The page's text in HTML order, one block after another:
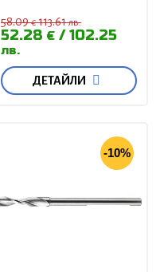
58.09€113.61лв.
52.28 € 102.25
лв.
ДЕТАЙЛИ
-10%